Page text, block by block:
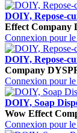
DOIY, Repose-
Effect Company
Connexion pour
DOIY, Repose-
Company
Connexion pour
DOIY, Soap
Wow Effect
Connexion pour